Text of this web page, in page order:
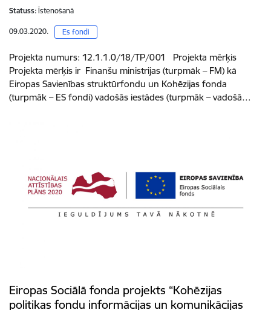
Statuss: Īstenošanā
09.03.2020. Es fondi
Projekta numurs: 12.1.1.0/18/TP/001 Projekta mērķis
Projekta mērķis ir Finanšu ministrijas (turpmāk – FM) kā
Eiropas Savienības struktūrfondu un Kohēzijas fonda
(turpmāk – ES fondi) vadošās iestādes (turpmāk – vadošā…
Eiropas Sociālā fonda projekts “Kohēzijas
politikas fondu informācijas un komunikācijas